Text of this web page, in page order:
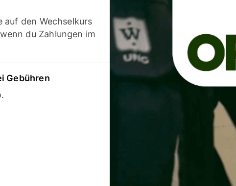
auf den Wechselkurs
du Zahlungen im
Gebühren